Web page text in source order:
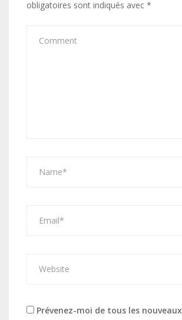
obligatoires sont indiqués avec *
Prévenez-moi de tous les nouveaux